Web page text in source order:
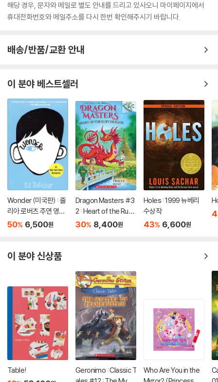
해당 경우, 문자와 메일로 별도 안내를 드리고 있사오니 마이페이지에서
휴대전화번호와 메일주소를 다시 한번 확인해주시기 바랍니다.
배송/반품/교환 안내
이 분야 베스트셀러
Wonder (미국판) : 줄
리아 로버츠 주연 영화
'원더' 원작 소설
50% 6,500원
Dragon Masters #3
2 : Heart of the Ruby
Dragon (A Branches
30% 8,400원
Holes : 1999 뉴베리
수상작
43% 6,600원
이 분야 신상품
Table!
Geronimo : Classic T
Who Are You in the